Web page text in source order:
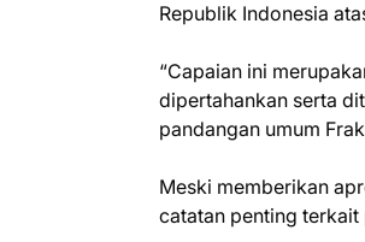
Republik Indonesia
“Capaian ini
dipertahankan serta
pandangan umum
Meski memberikan
catatan penting terkait